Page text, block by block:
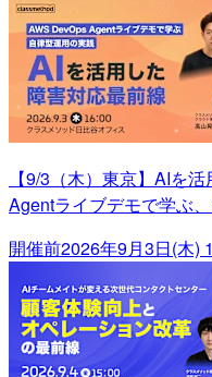
【9/3（木）東京】AIを
Agentライブデモで学ぶ
開催前2026年9月3日(木)